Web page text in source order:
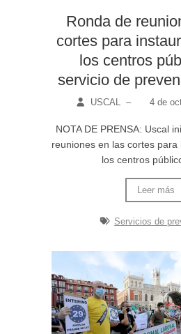
Ronda de
cortes para
los centros
servicio de
USCAL – 4 de
NOTA DE PRENSA: Uscal
reuniones en las cortes
los centros
Leer más
Servicios de